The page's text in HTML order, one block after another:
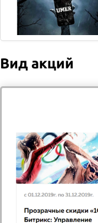
Вид акций
Обзор
похудеть
питаться вкусно и